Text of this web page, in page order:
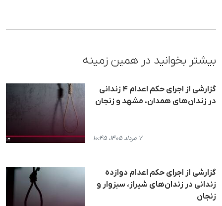
بیشتر بخوانید در همین زمینه
گزارشی از اجرای حکم اعدام ۴ زندانی
در زندان‌های همدان، مشهد و زنجان
۷ مرداد ۱۴۰۵، ۱۰:۴۵
گزارشی از اجرای حکم اعدام دوازده
زندانی در زندان‌های شیراز، سبزوار و
زنجان